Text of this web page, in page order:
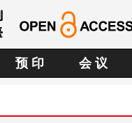
预 印 会 议